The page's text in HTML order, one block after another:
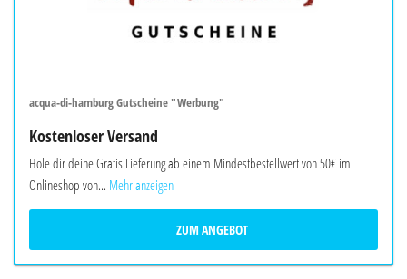
acqua-di-hamburg Gutscheine "Werbung"
Kostenloser Versand
Hole dir deine Gratis Lieferung ab einem Mindestbestellwert von 50€ im
Onlineshop von... Mehr anzeigen
ZUM ANGEBOT